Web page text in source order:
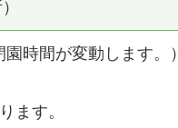
時間が変動します。）
ます。